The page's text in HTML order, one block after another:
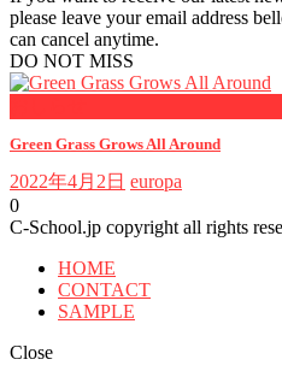
please leave your email address
can cancel anytime.
DO NOT MISS
Green Grass Grows All Around
2022年4月2日 europa
0
C-School.jp copyright all rights
HOME
CONTACT
SAMPLE
Close